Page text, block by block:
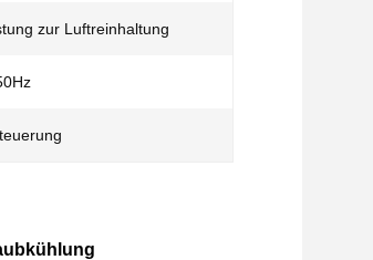
zur Luftreinhaltung